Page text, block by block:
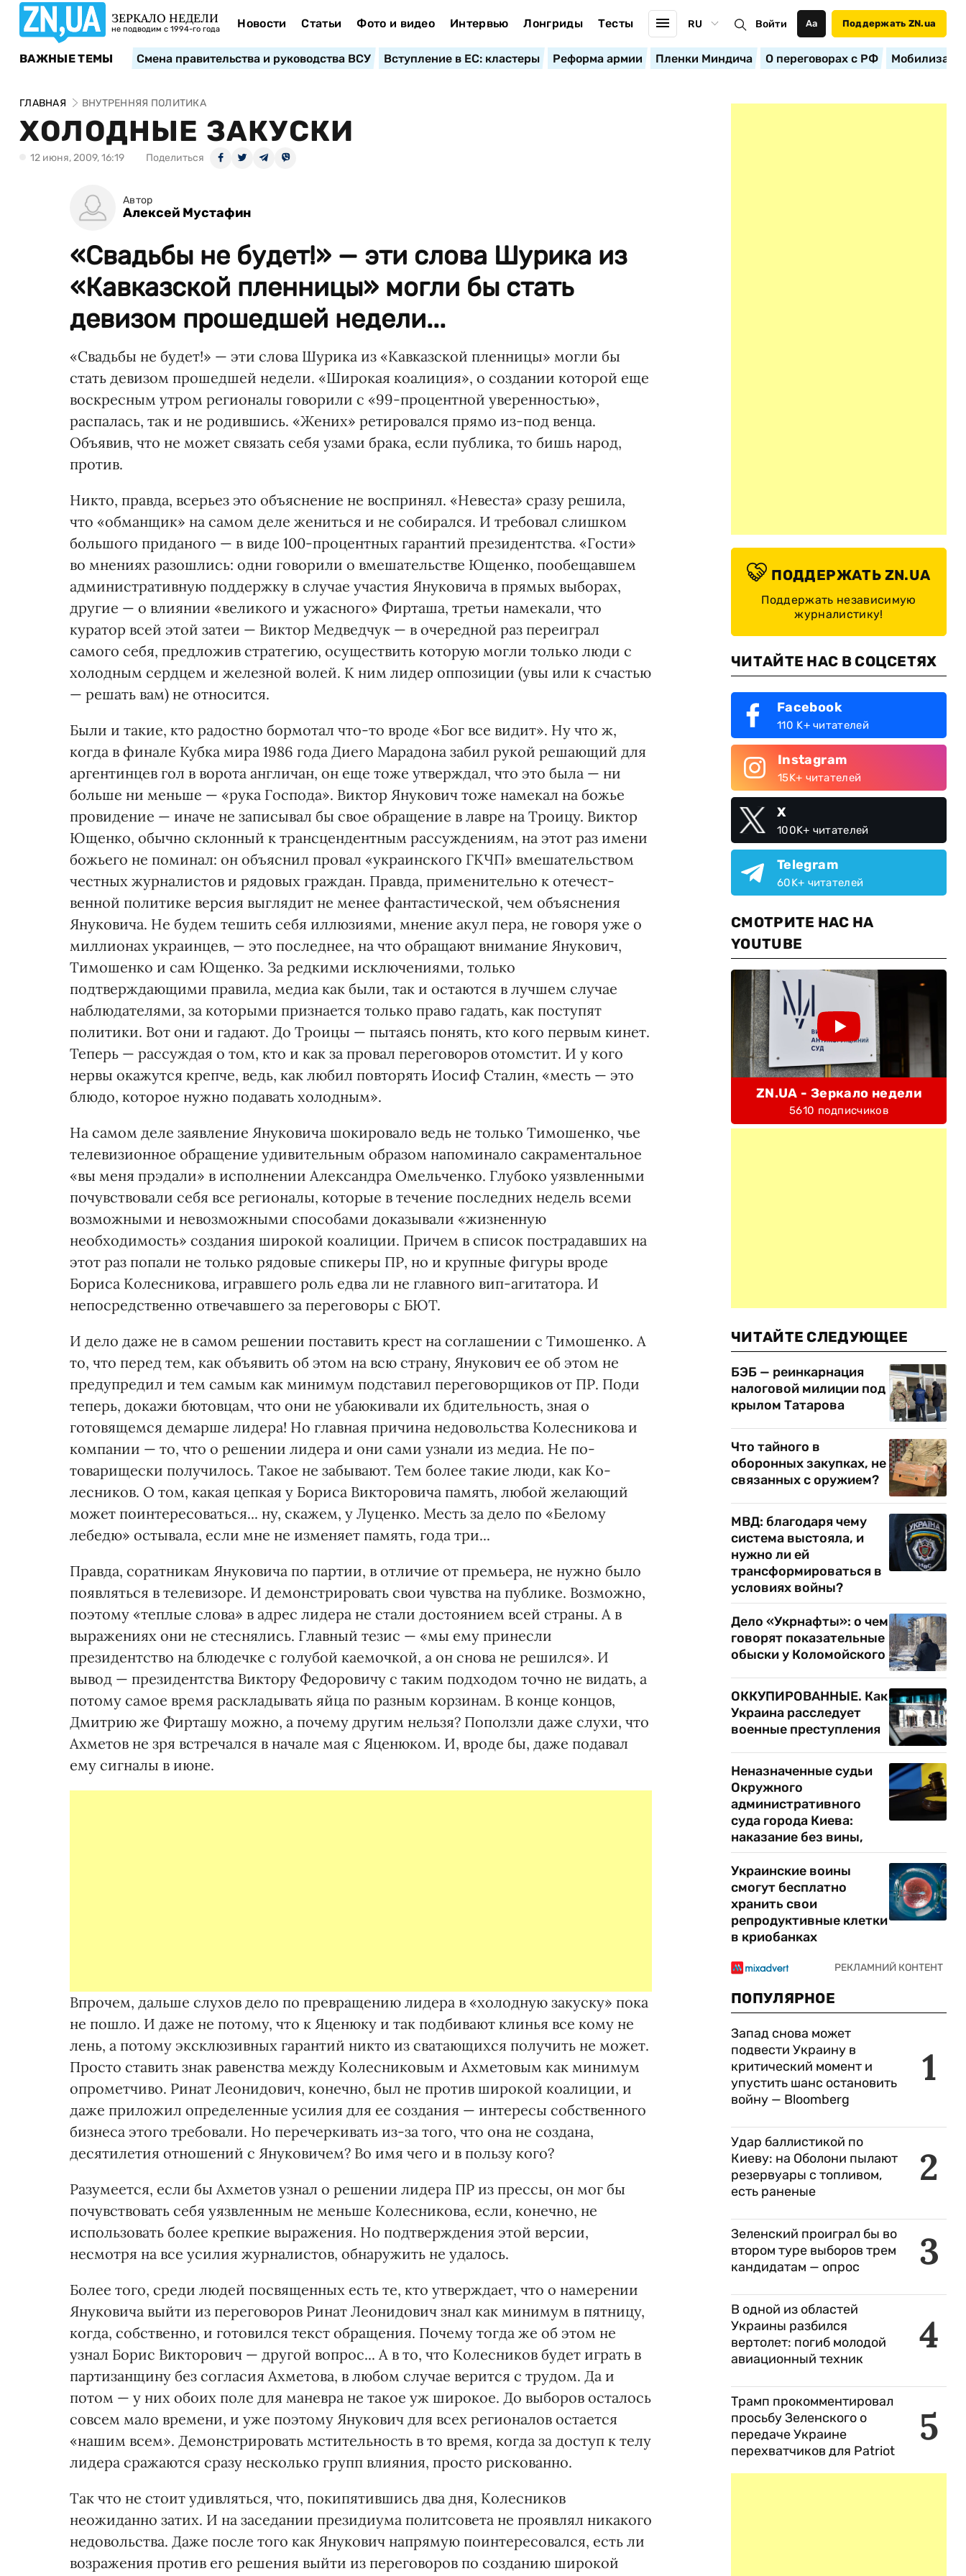
ЗЕРКАЛО НЕДЕЛИ
не подводим с 1994-го года Новости Статьи Фото и видео Интервью Лонгриды Тесты RU Войти Аа Поддержать ZN.ua
ВАЖНЫЕ ТЕМЫ Смена правительства и руководства ВСУ Вступление в ЕС: кластеры Реформа армии Пленки Миндича О переговорах с РФ
ГЛАВНАЯ ВНУТРЕННЯЯ ПОЛИТИКА
ХОЛОДНЫЕ ЗАКУСКИ
12 июня, 2009, 16:19 Поделиться
Автор
Алексей Мустафин
«Свадьбы не будет!» — эти слова Шурика из
«Кавказской пленницы» могли бы стать
девизом прошедшей недели...
«Свадьбы не будет!» — эти слова Шурика из «Кавказской пленницы» могли бы
стать девизом прошедшей недели. «Широкая коалиция», о создании которой еще
воскресным утром регионалы говорили с «99-процентной уверенностью»,
распалась, так и не родившись. «Жених» ретировался прямо из-под венца.
Объявив, что не может связать себя узами брака, если публика, то бишь народ,
против.
Никто, правда, всерьез это объяснение не воспринял. «Невеста» сразу решила,
что «обманщик» на самом деле жениться и не собирался. И требовал слишком
большого приданого — в виде 100-процентных гарантий президентства. «Гости»
во мнениях разошлись: одни говорили о вмешательстве Ющенко, пообещавшем
административную поддержку в случае участия Януковича в прямых выборах,
другие — о влиянии «великого и ужасного» Фирташа, третьи намекали, что
куратор всей этой затеи — Виктор Медведчук — в очередной раз переиграл
самого себя, предложив стратегию, осуществить которую могли только люди с
холодным сердцем и железной волей. К ним лидер оппозиции (увы или к счастью
— решать вам) не относится.
Были и такие, кто радостно бормотал что-то вроде «Бог все видит». Ну что ж,
когда в финале Кубка мира 1986 года Диего Марадона забил рукой решающий для
аргентинцев гол в ворота англичан, он еще тоже утверждал, что это была — ни
больше ни меньше — «рука Господа». Виктор Янукович тоже намекал на божье
провидение — иначе не записывал бы свое обращение в лавре на Троицу. Виктор
Ющенко, обычно склонный к трансцендентным рассуждениям, на этот раз имени
божьего не поминал: он объяснил провал «украинского ГКЧП» вмешательством
честных журналистов и рядовых граждан. Правда, применительно к отечест­
венной политике версия выглядит не менее фантастической, чем объяснения
Януковича. Не будем тешить себя иллюзиями, мнение акул пера, не говоря уже о
миллионах украинцев, — это последнее, на что обращают внимание Янукович,
Тимошенко и сам Ющенко. За редкими исключениями, только
подтверждающими правила, медиа как были, так и остаются в лучшем случае
наблюдателями, за которыми признается только право гадать, как поступят
политики. Вот они и гадают. До Троицы — пытаясь понять, кто кого первым кинет.
Теперь — рассуждая о том, кто и как за провал переговоров отомстит. И у кого
нервы окажутся крепче, ведь, как любил повторять Иосиф Сталин, «месть — это
блюдо, которое нужно подавать холодным».
На самом деле заявление Януковича шокировало ведь не только Тимошенко, чье
телевизионное обращение удивительным образом напоминало сакраментальное
«вы меня прэдали» в исполнении Александра Омельченко. Глубоко уязвленными
почувствовали себя все регионалы, которые в течение последних недель всеми
возможными и невозможными способами доказывали «жизненную
необходимость» создания широкой коалиции. Причем в список пострадавших на
этот раз попали не только рядовые спикеры ПР, но и крупные фигуры вроде
Бориса Колесникова, игравшего роль едва ли не главного вип-агитатора. И
непосредственно отвечавшего за переговоры с БЮТ.
И дело даже не в самом решении поставить крест на соглашении с Тимошенко. А
то, что перед тем, как объявить об этом на всю страну, Янукович ее об этом не
предупредил и тем самым как минимум подставил переговорщи­ков от ПР. Поди
теперь, докажи бютовцам, что они не убаюкивали их бдительность, зная о
готовящемся демарше лидера! Но главная причина недовольства Колесникова и
компании — то, что о решении лидера и они сами узнали из медиа. Не по-
товарищес­ки получилось. Такое не забывают. Тем более такие люди, как Ко­
лесников. О том, какая цепкая у Бориса Викторовича память, любой желающий
может поинтересоваться... ну, скажем, у Луценко. Месть за дело по «Белому
лебедю» остывала, если мне не изменяет память, года три...
Правда, соратникам Януковича по партии, в отличие от премьера, не нужно было
появляться в телевизоре. И демонстрировать свои чувства на публике. Возможно,
поэтому «теплые слова» в адрес лидера не стали достоянием всей страны. А в
выражениях они не стеснялись. Главный тезис — «мы ему принесли
президентство на блюдечке с голубой каемочкой, а он снова не решился». И
вывод — президентства Виктору Федоровичу с таким подходом точно не видать, а
потому самое время раскладывать яйца по разным корзинам. В конце концов,
Дмитрию же Фирташу можно, а почему другим нельзя? Поползли даже слухи, что
Ахметов не зря встречался в начале мая с Яценюком. И, вроде бы, даже подавал
ему сигналы в июне.
Впрочем, дальше слухов дело по превращению лидера в «холодную закуску» пока
не пошло. И даже не потому, что к Яценюку и так подбивают клинья все кому не
лень, а потому эксклюзивных гарантий никто из сватающихся получить не может.
Просто ставить знак равенства между Колесниковым и Ахметовым как минимум
опрометчиво. Ринат Леонидович, конечно, был не против широкой коалиции, и
даже приложил определенные усилия для ее создания — интересы собственного
бизнеса этого требовали. Но перечеркивать из-за того, что она не создана,
десятилетия отношений с Януковичем? Во имя чего и в пользу кого?
Разумеется, если бы Ахметов узнал о решении лидера ПР из прессы, он мог бы
почувствовать себя уязвленным не меньше Ко­лесникова, если, конечно, не
использовать более крепкие выражения. Но подтверждения этой версии,
несмотря на все усилия журналистов, обнаружить не удалось.
Более того, среди людей посвященных есть те, кто утверждает, что о намерении
Януковича выйти из переговоров Ринат Леонидович знал как минимум в пятницу,
когда, собственно, и готовился текст обращения. Почему тогда же об этом не
узнал Борис Викторович — другой вопрос... А в то, что Колесников будет играть в
пар­тизанщину без согласия Ахметова, в любом случае верится с трудом. Да и
потом — у них обоих поле для маневра не такое уж широкое. До выборов осталось
совсем мало времени, и уже поэтому Янукович для всех регионалов остается
«нашим всем». Демонстрировать мстительность в то время, когда за доступ к телу
лидера сражаются сразу несколько групп влияния, просто рискованно.
Так что не стоит удивляться, что, покипятившись два дня, Колесников
неожиданно затих. И на заседании президиума политсовета не проявлял никакого
недовольства. Даже после того как Янукович напрямую поинтересовался, есть ли
возражения против его решения выйти из переговоров по созданию широкой
ПОДДЕРЖАТЬ ZN.UA
Поддержать независимую
журналистику!
ЧИТАЙТЕ НАС В СОЦСЕТЯХ
Facebook
110 K+ читателей
Instagram
15K+ читателей
X
100K+ читателей
Telegram
60K+ читателей
СМОТРИТЕ НАС НА
YOUTUBE
ZN.UA - Зеркало недели
5610 подписчиков
ЧИТАЙТЕ СЛЕДУЮЩЕЕ
БЭБ — реинкарнация
налоговой милиции под
крылом Татарова
Что тайного в
оборонных закупках, не
связанных с оружием?
МВД: благодаря чему
система выстояла, и
нужно ли ей
трансформироваться в
условиях войны?
Дело «Укрнафты»: о чем
говорят показательные
обыски у Коломойского
ОККУПИРОВАННЫЕ. Как
Украина расследует
военные преступления
Неназначенные судьи
Окружного
административного
суда города Киева:
наказание без вины,
Украинские воины
смогут бесплатно
хранить свои
репродуктивные клетки
в криобанках
ПОПУЛЯРНОЕ
1
Запад снова может
подвести Украину в
критический момент и
упустить шанс остановить
войну — Bloomberg
2
Удар баллистикой по
Киеву: на Оболони пылают
резервуары с топливом,
есть раненые
3
Зеленский проиграл бы во
втором туре выборов трем
кандидатам — опрос
4
В одной из областей
Украины разбился
вертолет: погиб молодой
авиационный техник
5
Трамп прокомментировал
просьбу Зеленского о
передаче Украине
перехватчиков для Patriot